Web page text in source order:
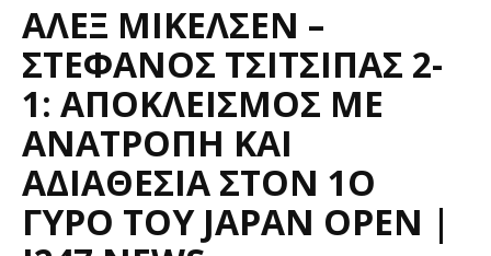
ΆΛΕΞ ΜΊΚΕΛΣΕΝ –
ΣΤΕΦΑΝΟΣ ΤΣΙΤΣΙΠΆΣ 2-
1: ΑΠΟΚΛΕΙΣΜΌΣ ΜΕ
ΑΝΑΤΡΟΠΉ ΚΑΙ
ΑΔΙΑΘΕΣΊΑ ΣΤΟΝ 1Ο
ΓΎΡΟ ΤΟΥ JAPAN OPEN |